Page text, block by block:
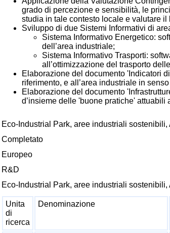
grado di percezione e sensibilità, le
studia in tale contesto locale e valutare
Sviluppo di due Sistemi Informativi di
Sistema Informativo Energetico:
dell’area industriale;
Sistema Informativo Trasporti:
all’ottimizzazione del trasporto
Elaborazione del documento 'Indicatori
riferimento, e all’area industriale in senso
Elaborazione del documento
d’insieme delle 'buone pratiche' attuabili
Eco-Industrial Park, aree industriali
Completato
Europeo
R&D
Eco-Industrial Park, aree industriali
Unita
di
ricerca
Denominazione